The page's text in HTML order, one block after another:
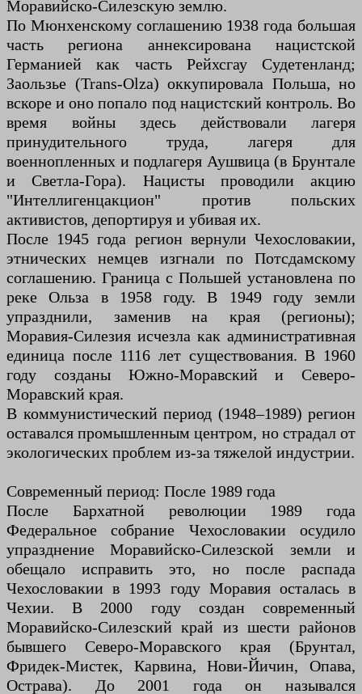
Моравийско-Силезскую землю.
По Мюнхенскому соглашению 1938 года большая
часть региона аннексирована нацистской
Германией как часть Рейхсгау Судетенланд;
Заользье (Trans-Olza) оккупировала Польша, но
вскоре и оно попало под нацистский контроль. Во
время войны здесь действовали лагеря
принудительного труда, лагеря для
военнопленных и подлагеря Аушвица (в Брунтале
и Светла-Гора). Нацисты проводили акцию
"Интеллигенцакцион" против польских
активистов, депортируя и убивая их.
После 1945 года регион вернули Чехословакии,
этнических немцев изгнали по Потсдамскому
соглашению. Граница с Польшей установлена по
реке Ольза в 1958 году. В 1949 году земли
упразднили, заменив на края (регионы);
Моравия-Силезия исчезла как административная
единица после 1116 лет существования. В 1960
году созданы Южно-Моравский и Северо-
Моравский края.
В коммунистический период (1948–1989) регион
оставался промышленным центром, но страдал от
экологических проблем из-за тяжелой индустрии.
Современный период: После 1989 года
После Бархатной революции 1989 года
Федеральное собрание Чехословакии осудило
упразднение Моравийско-Силезской земли и
обещало исправить это, но после распада
Чехословакии в 1993 году Моравия осталась в
Чехии. В 2000 году создан современный
Моравийско-Силезский край из шести районов
бывшего Северо-Моравского края (Брунтал,
Фридек-Мистек, Карвина, Нови-Йичин, Опава,
Острава). До 2001 года он назывался